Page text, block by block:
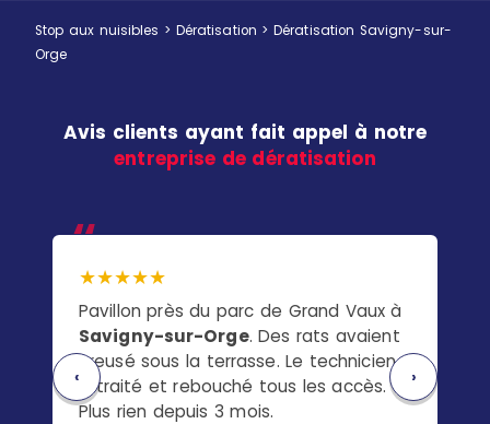
Stop aux nuisibles > Dératisation >Dératisation Savigny-sur-
Orge
Avis clients ayant fait appel à notre
entreprise de dératisation
★★★★★
Pavillon près du parc de Grand Vaux à
Savigny-sur-Orge. Des rats avaient
creusé sous la terrasse. Le technicien
a traité et rebouché tous les accès.
Plus rien depuis 3 mois.
‹ ›